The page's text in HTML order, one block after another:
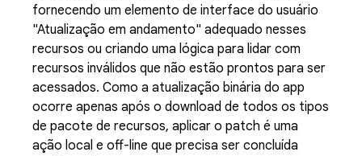
fornecendo um elemento de interface do usuário
"Atualização em andamento" adequado nesses
recursos ou criando uma lógica para lidar com
recursos inválidos que não estão prontos para ser
acessados. Como a atualização binária do app
ocorre apenas após o download de todos os tipos
de pacote de recursos, aplicar o patch é uma
ação local e off-line que precisa ser concluída